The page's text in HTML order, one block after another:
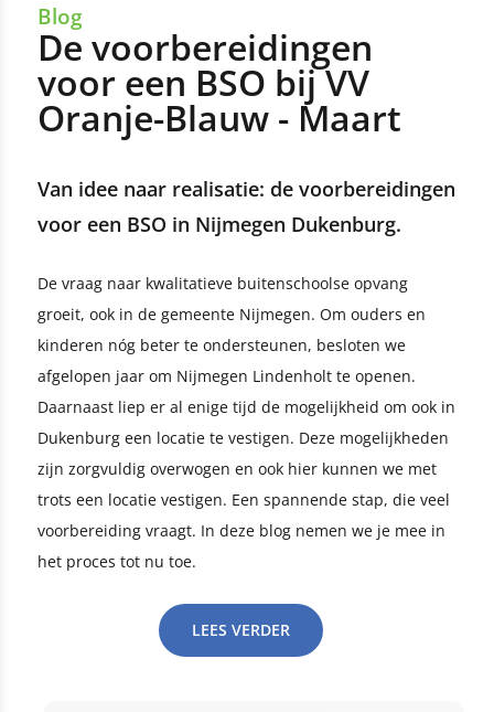
Blog
De voorbereidingen
voor een BSO bij VV
Oranje-Blauw - Maart
Van idee naar realisatie: de voorbereidingen
voor een BSO in Nijmegen Dukenburg.
De vraag naar kwalitatieve buitenschoolse opvang
groeit, ook in de gemeente Nijmegen. Om ouders en
kinderen nóg beter te ondersteunen, besloten we
afgelopen jaar om Nijmegen Lindenholt te openen.
Daarnaast liep er al enige tijd de mogelijkheid om ook in
Dukenburg een locatie te vestigen. Deze mogelijkheden
zijn zorgvuldig overwogen en ook hier kunnen we met
trots een locatie vestigen. Een spannende stap, die veel
voorbereiding vraagt. In deze blog nemen we je mee in
het proces tot nu toe.
LEES VERDER